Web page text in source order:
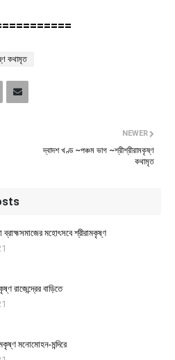
কথামৃত
NEWER
দ্বাদশ খণ্ড ~পঞ্চম ভাগ ~শ্রীশ্রীরামকৃষ্ণ
কথামৃত
ব্রাহ্মসমাজের মহোৎসবে শ্রীরামকৃষ্ণ
রাজেন্দ্রের বাড়িতে
মনোমোহন-মন্দিরে